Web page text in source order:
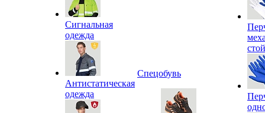
Сигнальная
одежда
Антистатическая
одежда
Спецобувь